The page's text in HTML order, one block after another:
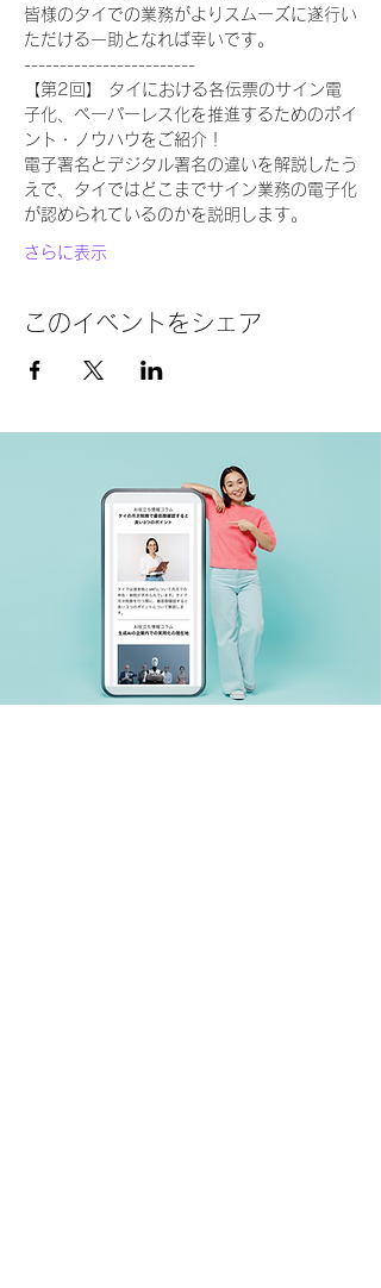
皆様のタイでの業務がよりスムーズに遂行い
ただける一助となれば幸いです。
------------------------
【第2回】 タイにおける各伝票のサイン電
子化、ペーパーレス化を推進するためのポイ
ント・ノウハウをご紹介！
電子署名とデジタル署名の違いを解説したう
えで、タイではどこまでサイン業務の電子化
が認められているのかを説明します。
さらに表示
このイベントをシェア